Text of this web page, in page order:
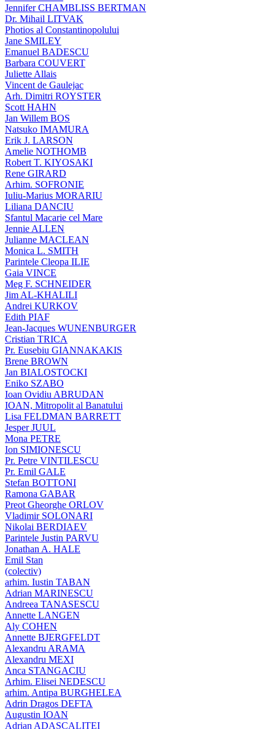
Jennifer CHAMBLISS BERTMAN
Dr. Mihail LITVAK
Photios al Constantinopolului
Jane SMILEY
Emanuel BADESCU
Barbara COUVERT
Juliette Allais
Vincent de Gaulejac
Arh. Dimitri ROYSTER
Scott HAHN
Jan Willem BOS
Natsuko IMAMURA
Erik J. LARSON
Amelie NOTHOMB
Robert T. KIYOSAKI
Rene GIRARD
Arhim. SOFRONIE
Iuliu-Marius MORARIU
Liliana DANCIU
Sfantul Macarie cel Mare
Jennie ALLEN
Julianne MACLEAN
Monica L. SMITH
Parintele Cleopa ILIE
Gaia VINCE
Meg F. SCHNEIDER
Jim AL-KHALILI
Andrei KURKOV
Edith PIAF
Jean-Jacques WUNENBURGER
Cristian TRICA
Pr. Eusebiu GIANNAKAKIS
Brene BROWN
Jan BIALOSTOCKI
Eniko SZABO
Ioan Ovidiu ABRUDAN
IOAN, Mitropolit al Banatului
Lisa FELDMAN BARRETT
Jesper JUUL
Mona PETRE
Ion SIMIONESCU
Pr. Petre VINTILESCU
Pr. Emil GALE
Stefan BOTTONI
Ramona GABAR
Preot Gheorghe ORLOV
Vladimir SOLONARI
Nikolai BERDIAEV
Parintele Justin PARVU
Jonathan A. HALE
Emil Stan
(colectiv)
arhim. Iustin TABAN
Adrian MARINESCU
Andreea TANASESCU
Annette LANGEN
Aly COHEN
Annette BJERGFELDT
Alexandru ARAMA
Alexandru MEXI
Anca STANGACIU
Arhim. Elisei NEDESCU
arhim. Antipa BURGHELEA
Adrin Dragos DEFTA
Augustin IOAN
Adrian ADASCALITEI